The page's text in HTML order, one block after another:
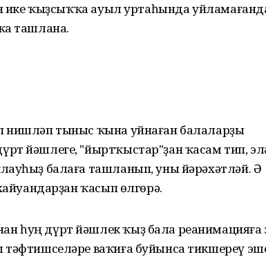
ике ҡыҙсыҡҡа ауыл уртаһында
ташлана.
нишләп тыныс ҡына уйнаған балаларҙы
йәшлеге, "йыртҡыстар"ҙан ҡасам тип,
балаға ташланып, уны йәрәхәтләй. Ә
ҡасып өлгөрә.
һуң дүрт йәшлек ҡыҙ бала реанимацияға
тәфтишселәре ваҡиға буйынса тикшереү